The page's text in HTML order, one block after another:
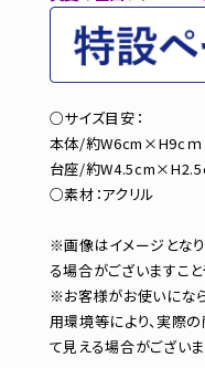
○サイズ目安：
本体/約W6cm×H9cｍ
台座/約
○素材：アクリル
※画像はイメージとな
る場合がございますこ
※お客様がお使いにな
用環境等により、実際
て見える場合がございま